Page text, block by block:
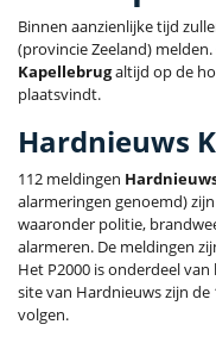
Binnen aanzienlijke tijd
(provincie Zeeland)
Kapellebrugaltijd op de
plaatsvindt.
Hardnieuws
112 meldingen
alarmeringen genoemd)
waaronder politie,
alarmeren. De meldingen
Het P2000 is onderdeel
site van Hardnieuws zijn
volgen.